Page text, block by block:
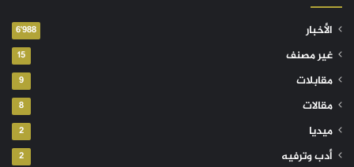
الأخبار 6٬988
غير مصنف 15
مقابلات 9
مقالات 8
ميديا 2
أدب وترفيه 2